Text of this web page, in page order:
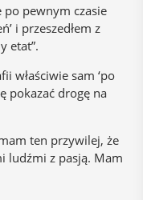
po pewnym czasie
i przeszedłem z
etat”.
właściwie sam ‘po
pokazać drogę na
ten przywilej, że
ludźmi z pasją. Mam